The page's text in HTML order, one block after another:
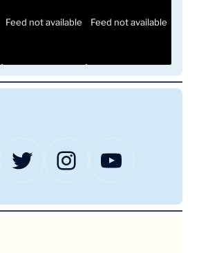
Feed not available Feed not available
Twitter Instagram YouTube